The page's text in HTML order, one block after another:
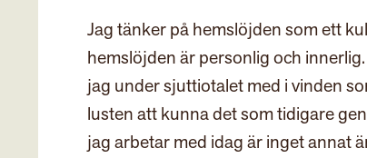
Jag tänker på hemslöjden som ett
hemslöjden är personlig och
jag under sjuttiotalet med i vinden
lusten att kunna det som tidigare
jag arbetar med idag är inget annat